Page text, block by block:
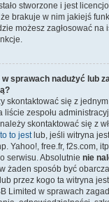
stworzone i jest
brakuje w nim jakiejś
możesz zagłosować
sprawach nadużyć lub
skontaktować się z
liście zespołu
skontaktować się z
to jestlub, jeśli witryna
Yahoo!, free.fr, f2s.com,
serwisu. Absolutnie nie
żaden sposób być
przez kogo ta witryna
Limited w sprawach